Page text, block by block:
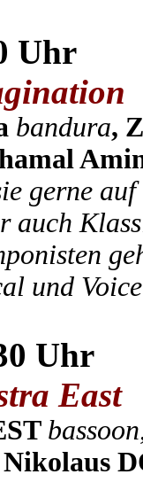
Uhr
bandura,
gerne
und
Uhr
East
bassoon
Nikolaus